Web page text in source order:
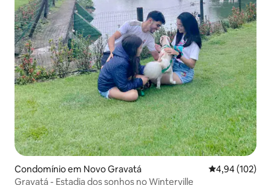
Condomínio em Novo Gravatá Classificação
4,94 (102)
Gravatá - Estadia dos sonhos no Winterville